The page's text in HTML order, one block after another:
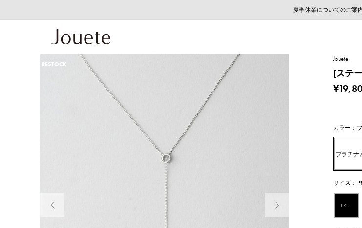
採用のご案内
ご注文いただいたお品物のお届け状
夏季休業についてのご案
WEB LIMITED ITEMS >>
採用のご案内
ご注文いただいたお品物のお届け状
RESTOCK
Jouete
[ステ
カラー：
プラチナ
サイズ：
FREE